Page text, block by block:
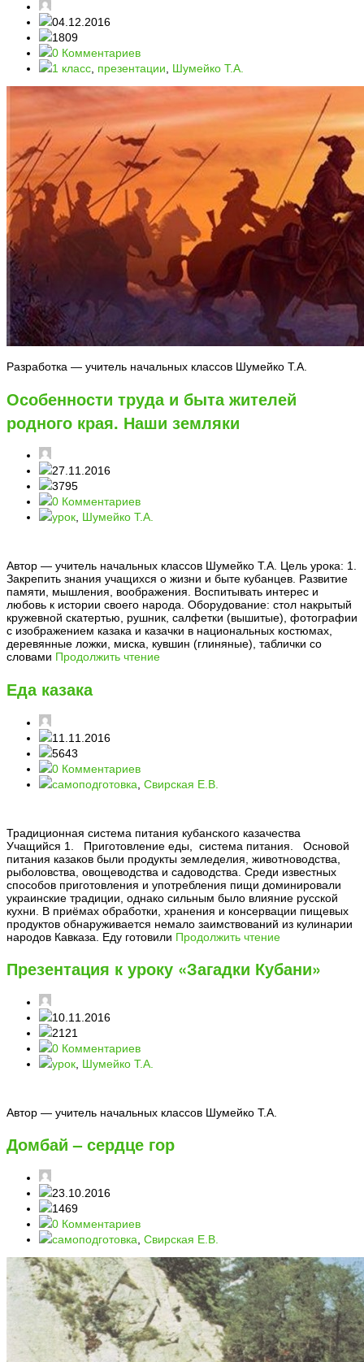
04.12.2016
1809
0 Комментариев
1 класс, презентации, Шумейко Т.А.
Разработка — учитель начальных классов Шумейко Т.А.
Особенности труда и быта жителей
родного края. Наши земляки
27.11.2016
3795
0 Комментариев
урок, Шумейко Т.А.
Автор — учитель начальных классов Шумейко Т.А. Цель урока: 1.
Закрепить знания учащихся о жизни и быте кубанцев. Развитие
памяти, мышления, воображения. Воспитывать интерес и
любовь к истории своего народа. Оборудование: стол накрытый
кружевной скатертью, рушник, салфетки (вышитые), фотографии
с изображением казака и казачки в национальных костюмах,
деревянные ложки, миска, кувшин (глиняные), таблички со
словами Продолжить чтение
Еда казака
11.11.2016
5643
0 Комментариев
самоподготовка Свирская Е.В.
Традиционная система питания кубанского казачества
Учащийся 1. Приготовление еды, система питания. Основой
питания казаков были продукты земледелия, животноводства,
рыболовства, овощеводства и садоводства. Среди известных
способов приготовления и употребления пищи доминировали
украинские традиции, однако сильным было влияние русской
кухни. В приёмах обработки, хранения и консервации пищевых
продуктов обнаруживается немало заимствований из кулинарии
народов Кавказа. Еду готовили Продолжить чтение
Презентация к уроку «Загадки Кубани»
10.11.2016
2121
0 Комментариев
урок Шумейко Т.А.
Автор — учитель начальных классов Шумейко Т.А.
Домбай – сердце гор
23.10.2016
1469
0 Комментариев
самоподготовка Свирская Е.В.